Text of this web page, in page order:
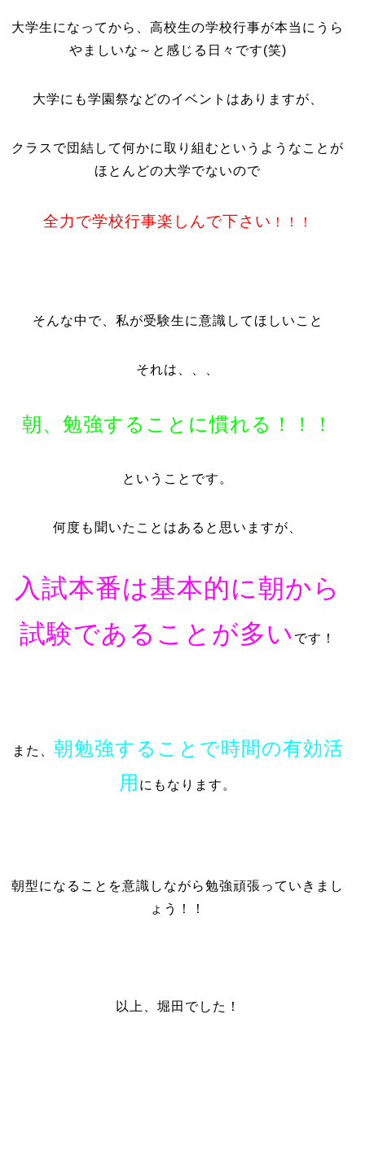
大学生になってから、高校生の学校行事が本当にうら
やましいな～と感じる日々です(笑)
大学にも学園祭などのイベントはありますが、
クラスで団結して何かに取り組むというようなことが
ほとんどの大学でないので
全力で学校行事楽しんで下さい ！！！
そんな中で、私が受験生に意識してほしいこと
それは、、、
朝、勉強することに慣れる！！！
ということです。
何度も聞いたことはあると思いますが、
入試本番は基本的に朝から
試験であることが多い です！
また、 朝勉強することで時間の有効活
用 にもなります。
朝型になることを意識しながら勉強頑張っていきまし
ょう！！
以上、堀田でした！